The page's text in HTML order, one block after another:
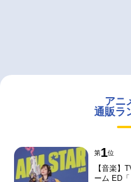
アニ
通販ラ
第1位
【音楽】
ーム ED